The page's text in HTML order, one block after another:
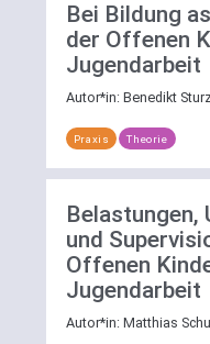
Bei Bildung
der Offenen
Jugendarbeit
Autor*in: Benedikt
Praxis Theorie
Belastungen,
und
Offenen
Jugendarbeit
Autor*in: Matthias